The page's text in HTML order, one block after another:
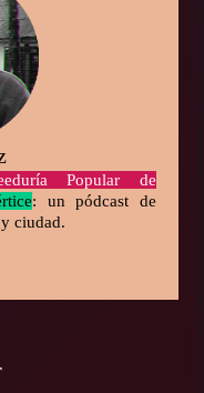
Popular de
: un pódcast de
ciudad.